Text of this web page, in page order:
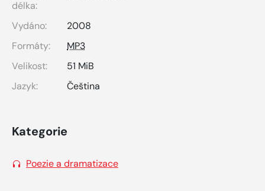
délka:
Vydáno:
2008
Formáty:
MP3
Velikost:
51 MiB
Jazyk:
Čeština
Kategorie
Poezie a dramatizace